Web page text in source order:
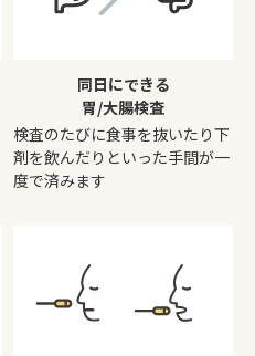
同日にできる
胃/大腸検査
検査のたびに食事を抜いたり下
剤を飲んだりといった手間が一
度で済みます